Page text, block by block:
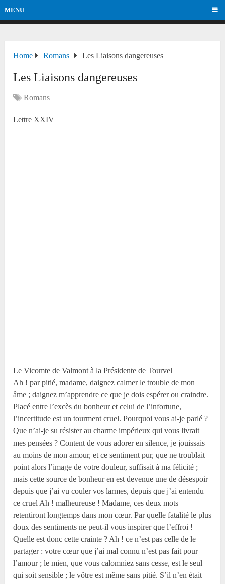
MENU
Home Romans Les Liaisons dangereuses
Les Liaisons dangereuses
Romans
Lettre XXIV
Le Vicomte de Valmont à la Présidente de Tourvel
Ah ! par pitié, madame, daignez calmer le trouble de mon
âme ; daignez m’apprendre ce que je dois espérer ou craindre.
Placé entre l’excès du bonheur et celui de l’infortune,
l’incertitude est un tourment cruel. Pourquoi vous ai-je parlé ?
Que n’ai-je su résister au charme impérieux qui vous livrait
mes pensées ? Content de vous adorer en silence, je jouissais
au moins de mon amour, et ce sentiment pur, que ne troublait
point alors l’image de votre douleur, suffisait à ma félicité ;
mais cette source de bonheur en est devenue une de désespoir
depuis que j’ai vu couler vos larmes, depuis que j’ai entendu
ce cruel Ah ! malheureuse ! Madame, ces deux mots
retentiront longtemps dans mon cœur. Par quelle fatalité le plus
doux des sentiments ne peut-il vous inspirer que l’effroi !
Quelle est donc cette crainte ? Ah ! ce n’est pas celle de le
partager : votre cœur que j’ai mal connu n’est pas fait pour
l’amour ; le mien, que vous calomniez sans cesse, est le seul
qui soit sensible ; le vôtre est même sans pitié. S’il n’en était